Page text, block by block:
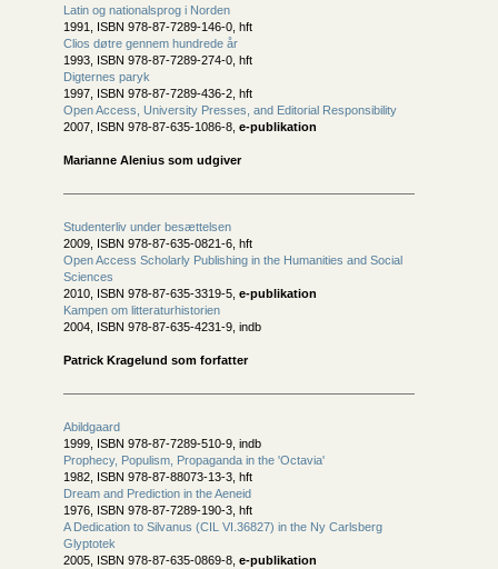
Latin og nationalsprog i Norden
1991, ISBN 978-87-7289-146-0, hft
Clios døtre gennem hundrede år
1993, ISBN 978-87-7289-274-0, hft
Digternes paryk
1997, ISBN 978-87-7289-436-2, hft
Open Access, University Presses, and Editorial Responsibility
2007, ISBN 978-87-635-1086-8, e-publikation
Marianne Alenius som udgiver
Studenterliv under besættelsen
2009, ISBN 978-87-635-0821-6, hft
Open Access Scholarly Publishing in the Humanities and Social
Sciences
2010, ISBN 978-87-635-3319-5, e-publikation
Kampen om litteraturhistorien
2004, ISBN 978-87-635-4231-9, indb
Patrick Kragelund som forfatter
Abildgaard
1999, ISBN 978-87-7289-510-9, indb
Prophecy, Populism, Propaganda in the 'Octavia'
1982, ISBN 978-87-88073-13-3, hft
Dream and Prediction in the Aeneid
1976, ISBN 978-87-7289-190-3, hft
A Dedication to Silvanus (CIL VI.36827) in the Ny Carlsberg
Glyptotek
2005, ISBN 978-87-635-0869-8, e-publikation